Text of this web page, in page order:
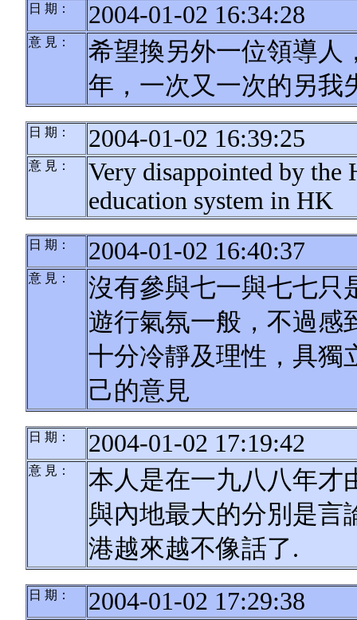
日 期： 2004-01-02 16:34:28
意 見：
希望換另外一位領導人
年，一次又一次的另我
日 期： 2004-01-02 16:39:25
意 見：
Very disappointed by the
education system in HK
日 期： 2004-01-02 16:40:37
意 見：
沒有參與七一與七七只
遊行氣氛一般，不過感
十分冷靜及理性，具獨
己的意見
日 期： 2004-01-02 17:19:42
意 見：
本人是在一九八八年才
與內地最大的分別是言
港越來越不像話了.
日 期： 2004-01-02 17:29:38